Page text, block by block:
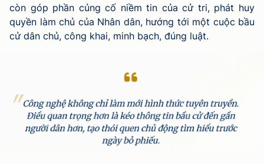
còn góp phần củng cố niềm tin của cử tri, phát huy
quyền làm chủ của Nhân dân, hướng tới một cuộc bầu
cử dân chủ, công khai, minh bạch, đúng luật.